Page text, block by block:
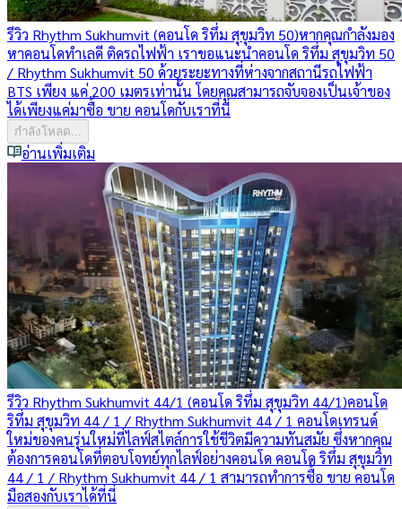
รีวิว Rhythm Sukhumvit (คอนโด ริทึ่ม สุขุมวิท 50)หากคุณกำลังมอง
หาคอนโดทำเลดี ติดรถไฟฟ้า เราขอแนะนำคอนโด ริทึ่ม สุขุมวิท 50
/ Rhythm Sukhumvit 50 ด้วยระยะทางที่ห่างจากสถานีรถไฟฟ้า
BTS เพียง แค่ 200 เมตรเท่านั้น โดยคุณสามารถจับจองเป็นเจ้าของ
ได้เพียงแค่มาซื้อ ขาย คอนโดกับเราที่นี่
กำลังโหลด...
อ่านเพิ่มเติม
รีวิว Rhythm Sukhumvit 44/1 (คอนโด ริทึ่ม สุขุมวิท 44/1)คอนโด
ริทึ่ม สุขุมวิท 44 / 1 / Rhythm Sukhumvit 44 / 1 คอนโดเทรนด์
ใหม่ของคนรุ่นใหม่ที่ไลฟ์สไตล์การใช้ชีวิตมีความทันสมัย ซึ่งหากคุณ
ต้องการคอนโดที่ตอบโจทย์ทุกไลฟ์อย่างคอนโด คอนโด ริทึ่ม สุขุมวิท
44 / 1 / Rhythm Sukhumvit 44 / 1 สามารถทำการซื้อ ขาย คอนโด
มือสองกับเราได้ที่นี่